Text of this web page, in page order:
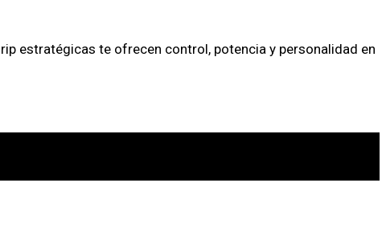
estratégicas te ofrecen control, potencia y personalidad en